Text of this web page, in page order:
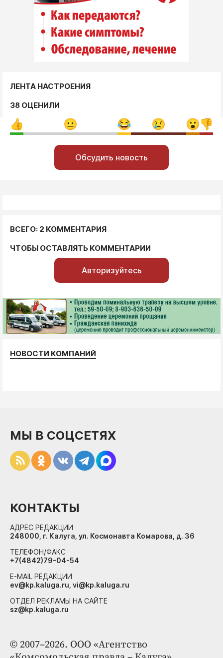
ЛЕНТА НАСТРОЕНИЯ
38 ОЦЕНИЛИ
Обсудить новость
ВСЕГО: 2 КОММЕНТАРИЯ
ЧТОБЫ ОСТАВЛЯТЬ КОММЕНТАРИИ
Авторизуйтесь
НОВОСТИ КОМПАНИЙ
© 2007–2026. ООО «Агентство
МЫ В СОЦСЕТЯХ
КОНТАКТЫ
АДРЕС РЕДАКЦИИ
248000, г. Калуга, ул. Космонавта Комарова, д. 36
ТЕЛЕФОН/ФАКС
+7(4842)79-04-54
E-MAIL РЕДАКЦИИ
ev@kp.kaluga.ru, vi@kp.kaluga.ru
ОТДЕЛ РЕКЛАМЫ НА САЙТЕ
sz@kp.kaluga.ru